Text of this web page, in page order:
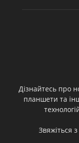
Дізнайтесь про
планшети та
Звяжіться